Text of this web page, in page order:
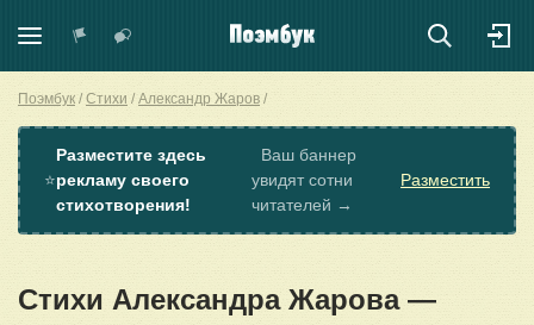
Поэмбук Стихи Александр Жаров
⭐
Разместите здесь
рекламу своего
стихотворения!
Ваш баннер
увидят сотни
читателей →
Разместить
Стихи Александра Жарова —